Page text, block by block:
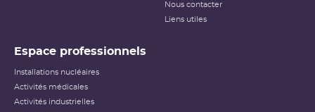
Nous contacter
Liens utiles
Espace professionnels
Installations nucléaires
Activités médicales
Activités industrielles